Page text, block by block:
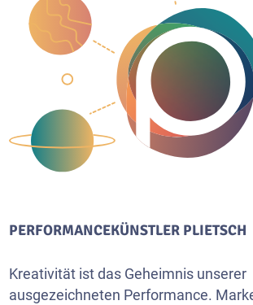
PERFORMANCEKÜNSTLER PLIETSCH
Kreativität ist das Geheimnis unserer
ausgezeichneten Performance.